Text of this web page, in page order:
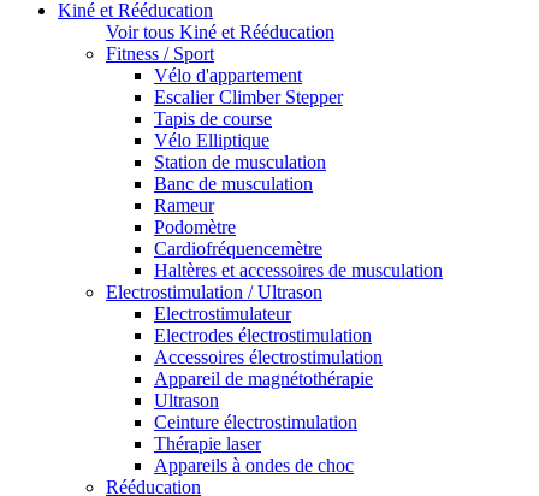
Kiné et Rééducation
Voir tous Kiné et Rééducation
Fitness / Sport
Vélo d'appartement
Escalier Climber Stepper
Tapis de course
Vélo Elliptique
Station de musculation
Banc de musculation
Rameur
Podomètre
Cardiofréquencemètre
Haltères et accessoires de musculation
Electrostimulation / Ultrason
Electrostimulateur
Electrodes électrostimulation
Accessoires électrostimulation
Appareil de magnétothérapie
Ultrason
Ceinture électrostimulation
Thérapie laser
Appareils à ondes de choc
Rééducation